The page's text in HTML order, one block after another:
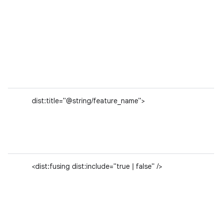
dist:title="@string/feature_name">
<dist:fusing dist:include="true | false" />